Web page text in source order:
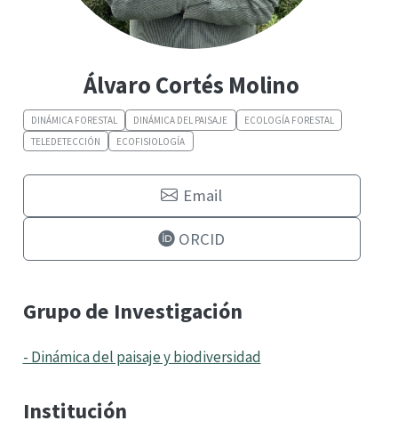
Álvaro Cortés Molino
DINÁMICA FORESTAL DINÁMICA DEL PAISAJE
ECOLOGÍA FORESTAL
TELEDETECCIÓN
ECOFISIOLOGÍA
Email
ORCID
Grupo de Investigación
- Dinámica del paisaje y biodiversidad
Institución